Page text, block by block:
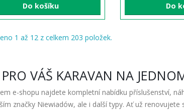
Do košíku Do
1 až 12 z celkem 203 položek.
VÁŠ KARAVAN NA
e-shopu najdete kompletní nabídku příslušenství,
značky Niewiadów, ale i další typy. Ať už